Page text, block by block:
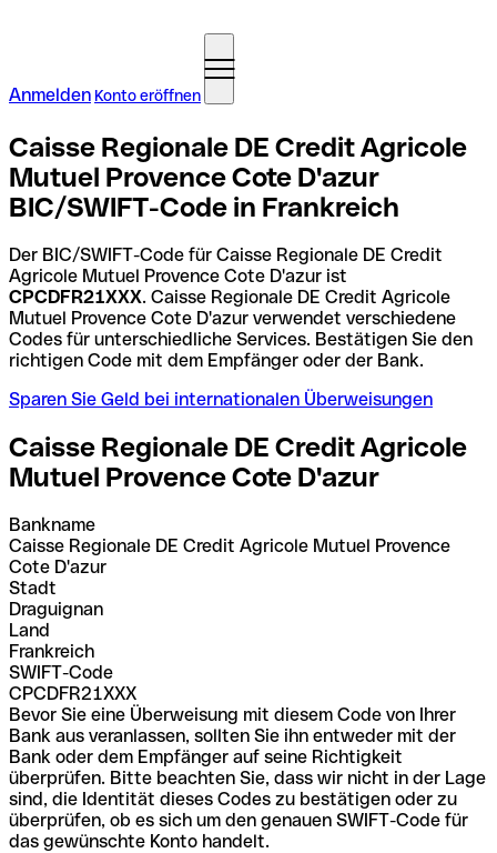
Anmelden Konto eröffnen
Caisse Regionale DE Credit Agricole
Mutuel Provence Cote D'azur
BIC/SWIFT-Code in Frankreich
Der BIC/SWIFT-Code für Caisse Regionale DE Credit
Agricole Mutuel Provence Cote D'azur ist
CPCDFR21XXX. Caisse Regionale DE Credit Agricole
Mutuel Provence Cote D'azur verwendet verschiedene
Codes für unterschiedliche Services. Bestätigen Sie den
richtigen Code mit dem Empfänger oder der Bank.
Sparen Sie Geld bei internationalen Überweisungen
Caisse Regionale DE Credit Agricole
Mutuel Provence Cote D'azur
Bankname
Caisse Regionale DE Credit Agricole Mutuel Provence
Cote D'azur
Stadt
Draguignan
Land
Frankreich
SWIFT-Code
CPCDFR21XXX
Bevor Sie eine Überweisung mit diesem Code von Ihrer
Bank aus veranlassen, sollten Sie ihn entweder mit der
Bank oder dem Empfänger auf seine Richtigkeit
überprüfen. Bitte beachten Sie, dass wir nicht in der Lage
sind, die Identität dieses Codes zu bestätigen oder zu
überprüfen, ob es sich um den genauen SWIFT-Code für
das gewünschte Konto handelt.